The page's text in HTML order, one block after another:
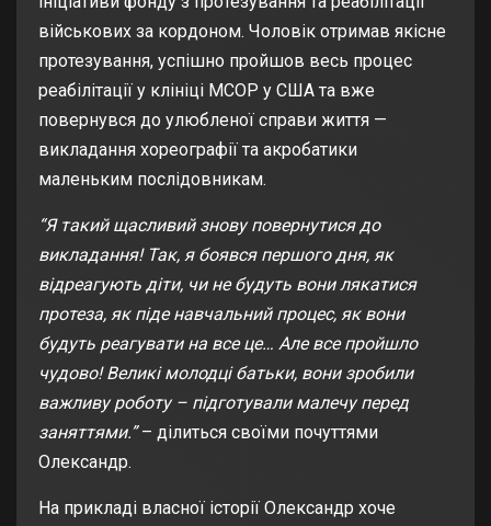
військових за кордоном. Чоловік отримав якісне
протезування, успішно пройшов весь процес
реабілітації у клініці MCOP у США та вже
повернувся до улюбленої справи життя —
викладання хореографії та акробатики
маленьким послідовникам.
“Я такий щасливий знову повернутися до
викладання! Так, я боявся першого дня, як
відреагують діти, чи не будуть вони лякатися
протеза, як піде навчальний процес, як вони
будуть реагувати на все це… Але все пройшло
чудово! Великі молодці батьки, вони зробили
важливу роботу – підготували малечу перед
заняттями.”– ділиться своїми почуттями
Олександр.
На прикладі власної історії Олександр хоче